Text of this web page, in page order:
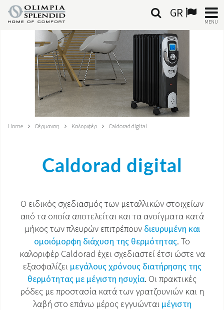
GR
MENU
ΚΛΙΜΑΤΙΣΜΌΣ
ΘΈΡΜΑΝΣΗ
ΟΛΟΚΛΗΡΩΜΈΝΑ ΣΥΣΤΉΜΑΤΑ
ΚΌΣΜΟΣ OS
ΈΓΓΡΑΦΑ ΠΡΟΪΌΝΤΩΝ
Home Θέρμανση Καλοριφέρ Caldorad digital
Caldorad digital
Ο ειδικός σχεδιασμός των μεταλλικών στοιχείων
από τα οποία αποτελείται και τα ανοίγματα κατά
μήκος των πλευρών επιτρέπουν διευρυμένη και
ομοιόμορφη διάχυση της θερμότητας. Το
καλοριφέρ Caldorad έχει σχεδιαστεί έτσι ώστε να
εξασφαλίζει μεγάλους χρόνους διατήρησης της
θερμότητας με μέγιστη ησυχία. Οι πρακτικές
ρόδες με προστασία κατά των γρατζουνιών και η
λαβή στο επάνω μέρος εγγυώνται μέγιστη